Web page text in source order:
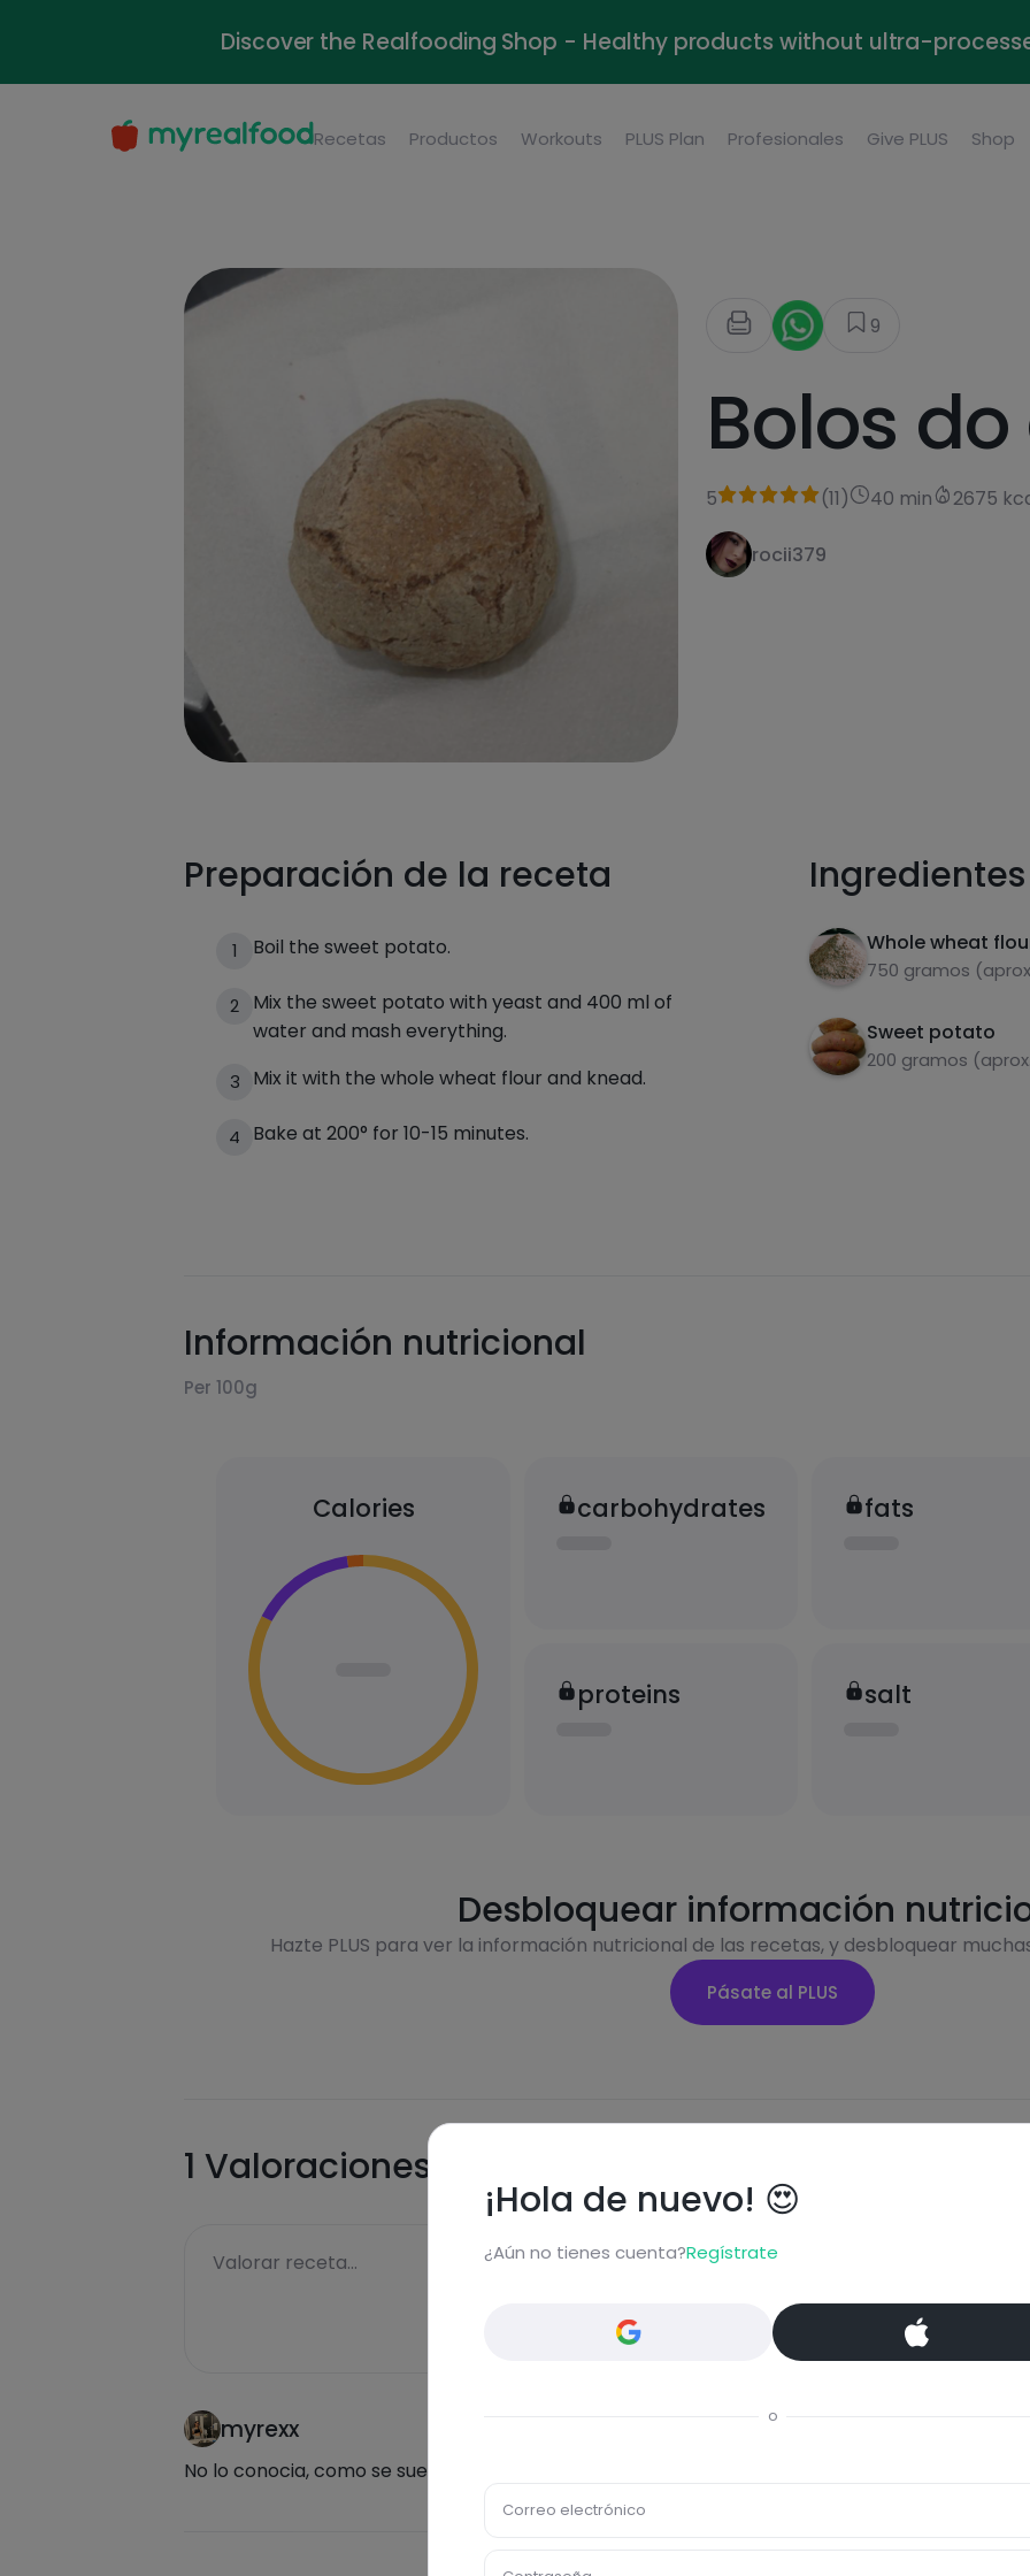
Discover the Realfooding Shop - Healthy products without ultra-
Recetas Productos Workouts PLUS Plan Profesionales Give PLUS Shop
9
Bolos
5 (11) 40 min 2675
rocii379
Preparación de la receta
1 Boil the sweet potato.
2
Mix the sweet potato with yeast and 400 ml of
water and mash everything.
3 Mix it with the whole wheat flour and knead.
4 Bake at 200° for 10-15 minutes.
Ingredientes
Whole wheat
750 gramos
Sweet potato
200 gramos
Información nutricional
Per 100g
Calories carbohydrates
proteins
fats
salt
Desbloquear información
Hazte PLUS para ver la información nutricional de las recetas, y desbloquear
Pásate al PLUS
1 Valoraciones
Valorar receta...
Comentar
myrexx
No lo conocia, como se suele comer? Solo? Para desayunar?
¡Hola de nuevo! 😍
¿Aún no tienes cuenta?Regístrate
o
Correo electrónico